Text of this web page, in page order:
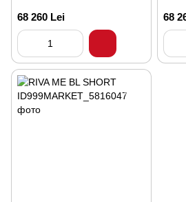
68 260 Lei 68